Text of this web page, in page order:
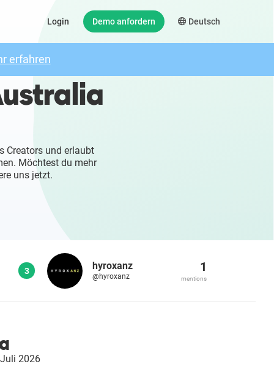
Login Demo anfordern Deutsch
erfahren
Creators und erlaubt
Möchtest du mehr
uns jetzt.
3 hyroxanz
@hyroxanz
1
mentions
2026